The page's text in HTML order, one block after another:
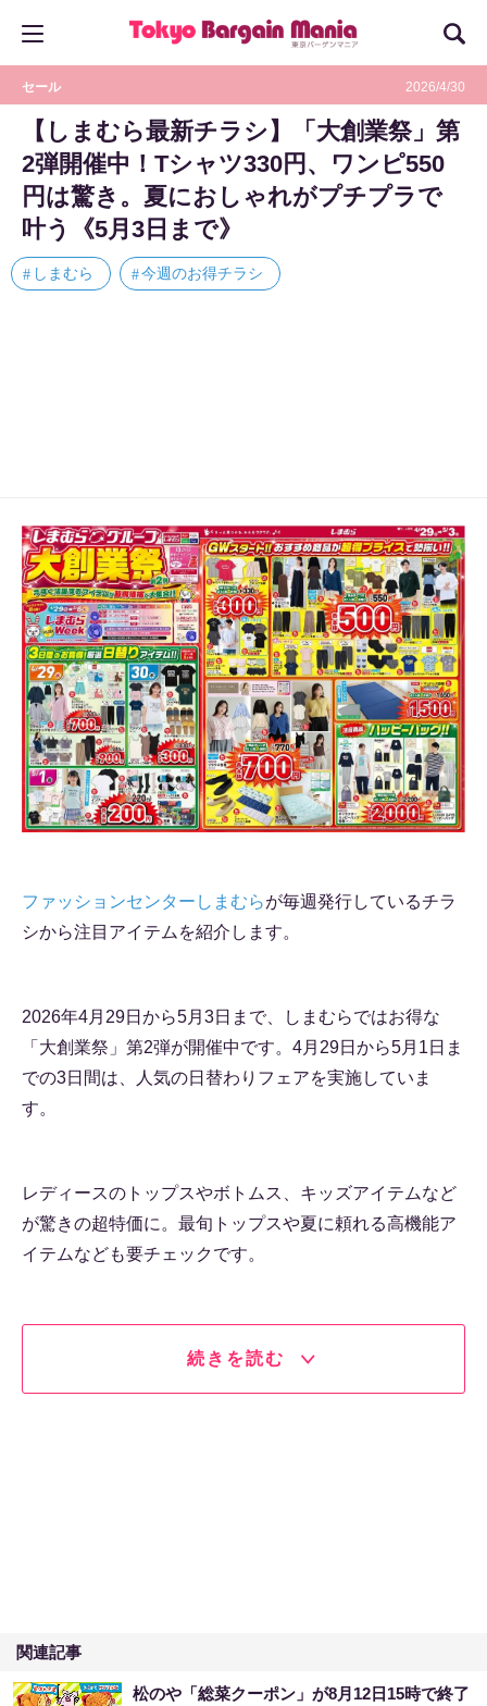
セール 2026/4/30
【しまむら最新チラシ】「大創業祭」第
2弾開催中！Tシャツ330円、ワンピ550
円は驚き。夏におしゃれがプチプラで
叶う《5月3日まで》
しまむら 今週のお得チラシ
ファッションセンターしまむらが毎週発行しているチラ
シから注目アイテムを紹介します。
2026年4月29日から5月3日まで、しまむらではお得な
「大創業祭」第2弾が開催中です。4月29日から5月1日ま
での3日間は、人気の日替わりフェアを実施していま
す。
レディースのトップスやボトムス、キッズアイテムなど
が驚きの超特価に。最旬トップスや夏に頼れる高機能ア
イテムなども要チェックです。
続きを読む
関連記事
松のや「総菜クーポン」が8月12日15時で終了